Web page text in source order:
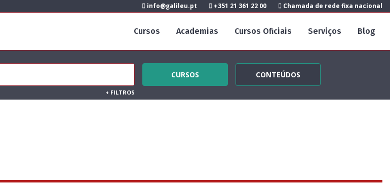
info@galileu.pt +351 21 361 22 00 Chamada de rede fixa nacional
Cursos Academias Cursos Oficiais Serviços Blog
CURSOS CONTEÚDOS
+ FILTROS